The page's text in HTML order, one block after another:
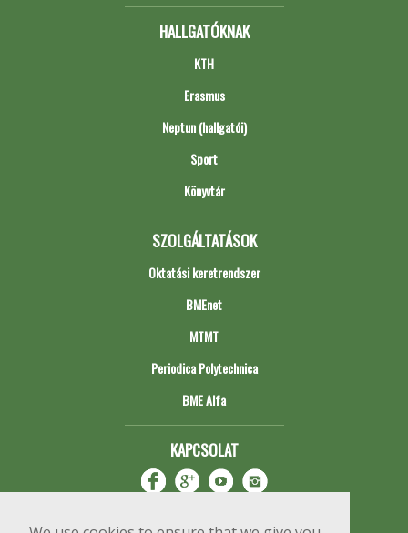
HALLGATÓKNAK
KTH
Erasmus
Neptun (hallgatói)
Sport
Könyvtár
SZOLGÁLTATÁSOK
Oktatási keretrendszer
BMEnet
MTMT
Periodica Polytechnica
BME Alfa
KAPCSOLAT